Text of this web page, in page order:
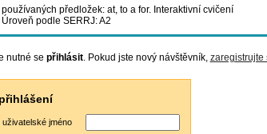
předložek: at, to a for. Interaktivní cvičení
podle SERRJ: A2
nutné se přihlásit. Pokud jste nový návštěvník, zaregistrujte
přihlášení
uživatelské jméno